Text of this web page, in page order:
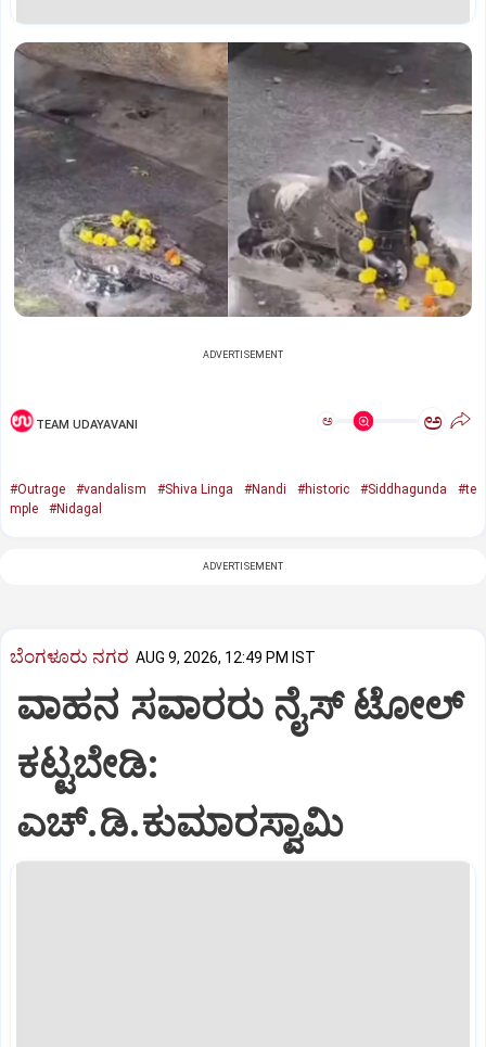
ADVERTISEMENT
TEAM UDAYAVANI ಅ ಅ
#Outrage #vandalism #Shiva Linga #Nandi #historic #Siddhagunda
#te
mple
#Nidagal
ADVERTISEMENT
ಬೆಂಗಳೂರು ನಗರ AUG 9, 2026, 12:49 PM IST
ವಾಹನ ಸವಾರರು ನೈಸ್‌ ಟೋಲ್‌
ಕಟ್ಟಬೇಡಿ:
ಎಚ್‌.ಡಿ.ಕುಮಾರಸ್ವಾಮಿ